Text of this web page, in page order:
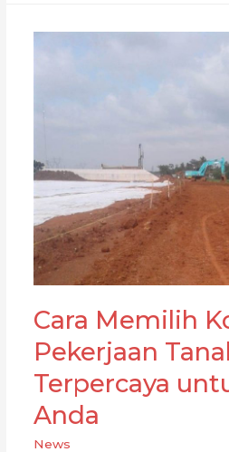
Pekerjaan
Tanah
Cara Memilih
Pekerjaan
Terpercaya
Anda
News